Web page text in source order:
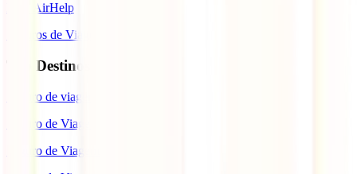
IATI AirHelp
Seguros de Viagem
Top Destinos
Seguro de viagem para o Japão
Seguro de Viagem para os EUA
Seguro de Viagem para o Brasil